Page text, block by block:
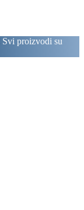
Svi proizvodi su